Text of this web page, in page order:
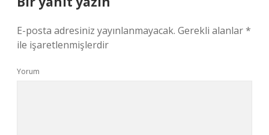
E-posta adresiniz yayınlanmayacak. Gerekli alanlar*
ile işaretlenmişlerdir
Yorum